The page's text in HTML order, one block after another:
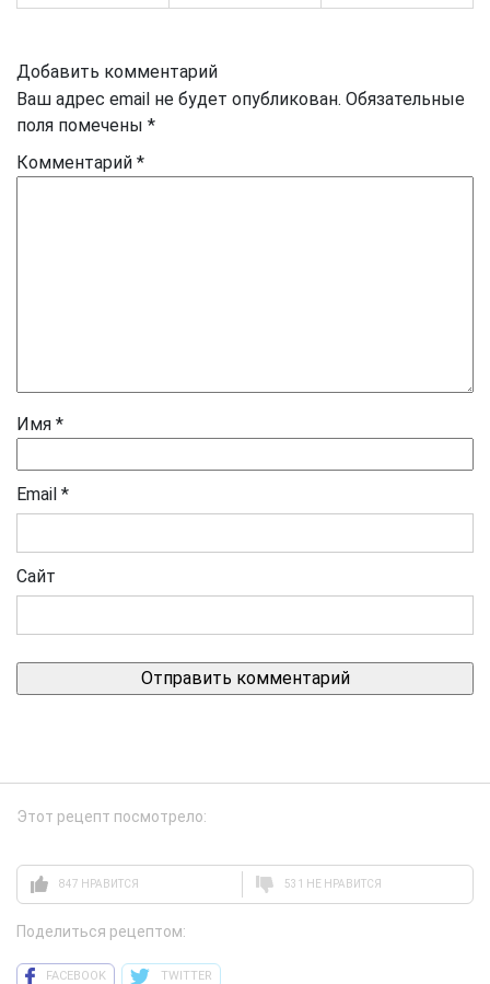
Добавить комментарий
Ваш адрес email не будет опубликован. Обязательные
поля помечены *
Комментарий *
Имя *
Email *
Сайт
Этот рецепт посмотрело:
847 НРАВИТСЯ 531 НЕ НРАВИТСЯ
Поделиться рецептом:
FACEBOOK TWITTER